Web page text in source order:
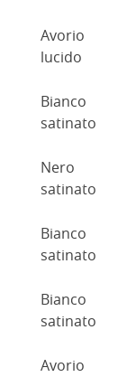
Avorio
lucido
Bianco
satinato
Nero
satinato
Bianco
satinato
Bianco
satinato
Avorio